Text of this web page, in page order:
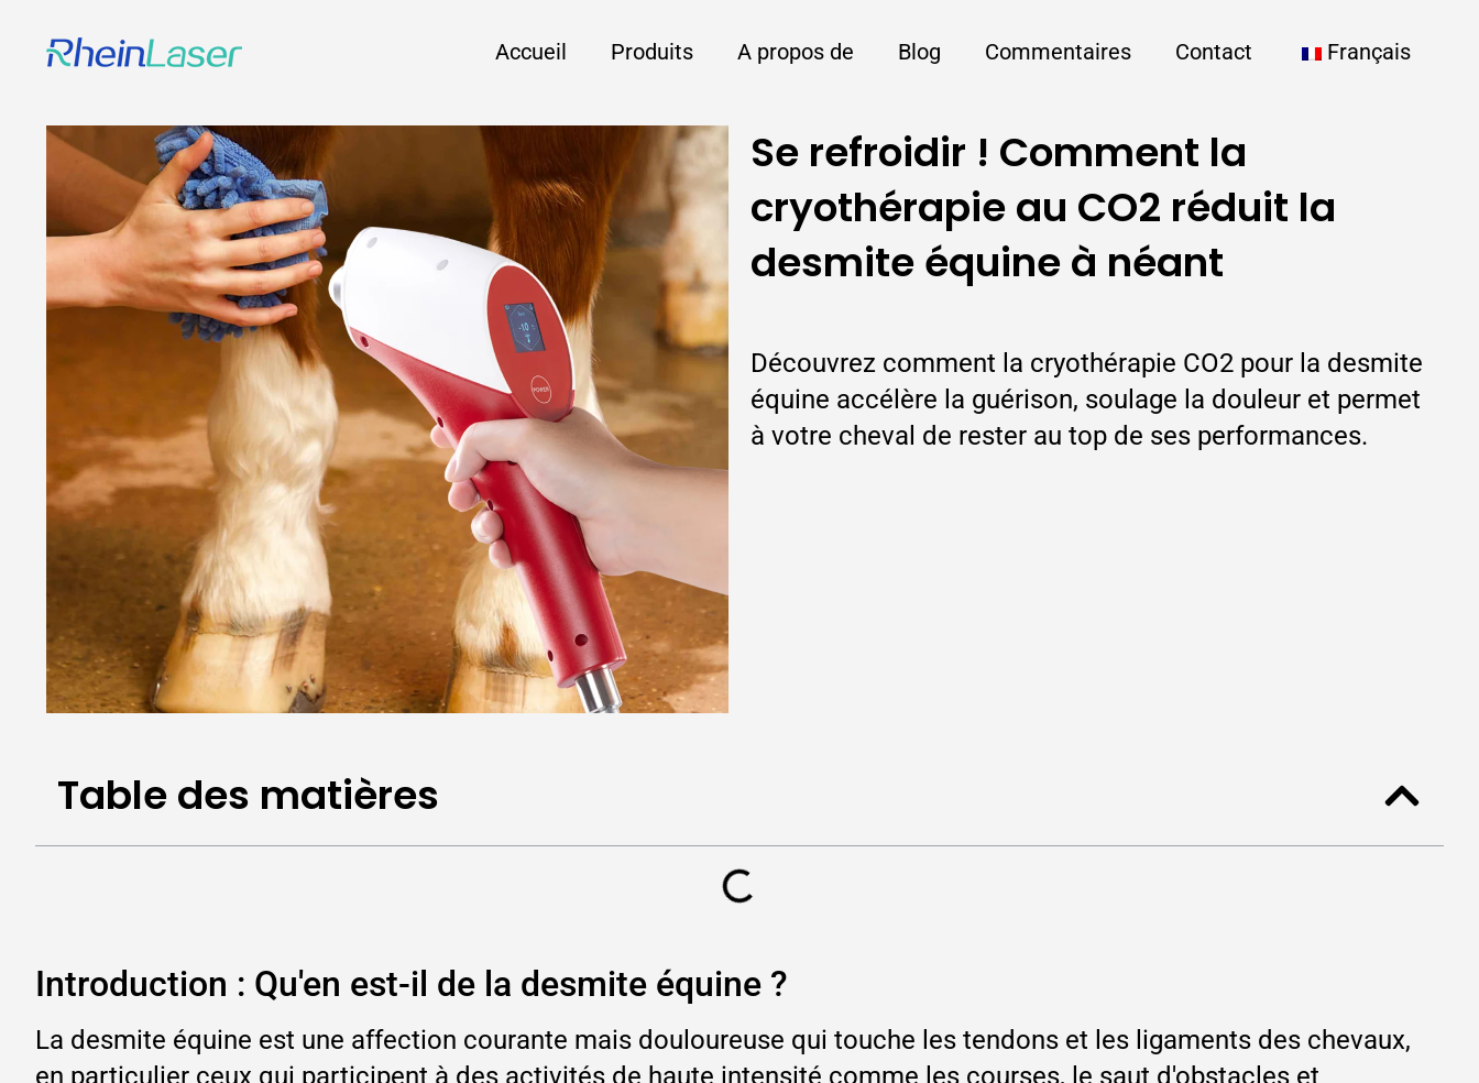
Accueil Produits A propos de Blog Commentaires Contact Français
Se refroidir ! Comment la
cryothérapie au CO2 réduit la
desmite équine à néant
Découvrez comment la cryothérapie CO2 pour la desmite
équine accélère la guérison, soulage la douleur et permet
à votre cheval de rester au top de ses performances.
Table des matières
Introduction : Qu'en est-il de la desmite équine ?
La desmite équine est une affection courante mais douloureuse qui touche les tendons et les ligaments des chevaux,
en particulier ceux qui participent à des activités de haute intensité comme les courses, le saut d'obstacles et